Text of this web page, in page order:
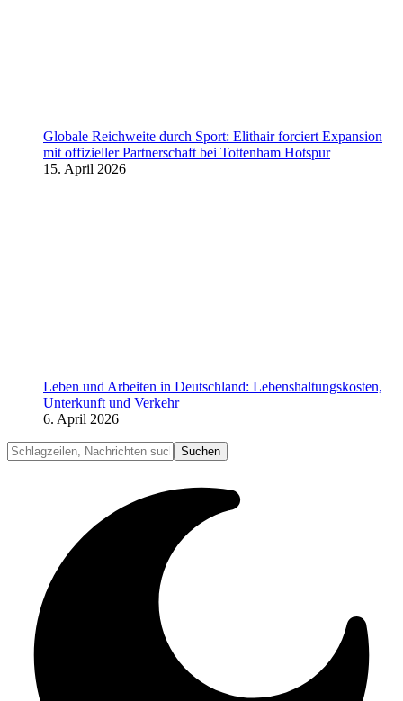
Globale Reichweite durch Sport: Elithair forciert Expansion
mit offizieller Partnerschaft bei Tottenham Hotspur
15. April 2026
Leben und Arbeiten in Deutschland: Lebenshaltungskosten,
Unterkunft und Verkehr
6. April 2026